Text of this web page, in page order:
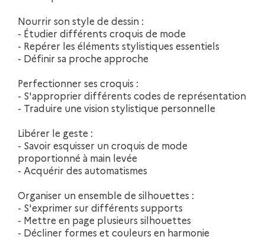
Nourrir son style de dessin :
- Étudier différents croquis de mode
- Repérer les éléments stylistiques essentiels
- Définir sa proche approche
Perfectionner ses croquis :
- S'approprier différents codes de représentation
- Traduire une vision stylistique personnelle
Libérer le geste :
- Savoir esquisser un croquis de mode
proportionné à main levée
- Acquérir des automatismes
Organiser un ensemble de silhouettes :
- S'exprimer sur différents supports
- Mettre en page plusieurs silhouettes
- Décliner formes et couleurs en harmonie